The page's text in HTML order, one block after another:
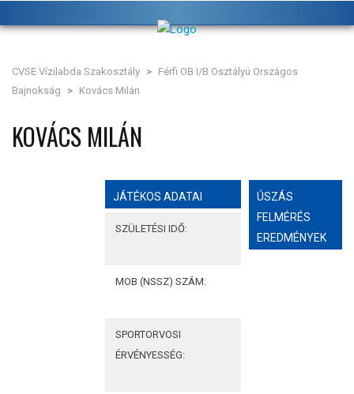
CVSE Vízilabda Szakosztály > Férfi OB I/B Osztályú Országos
Bajnokság
> Kovács Milán
KOVÁCS MILÁN
JÁTÉKOS ADATAI
SZÜLETÉSI IDŐ:
MOB (NSSZ) SZÁM:
SPORTORVOSI
ÉRVÉNYESSÉG:
ÚSZÁS
FELMÉRÉS
EREDMÉNYEK